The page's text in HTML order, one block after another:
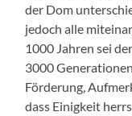
der Dom
jedoch alle
1000 Jahren sei
3000
Förderung,
dass Einigkeit